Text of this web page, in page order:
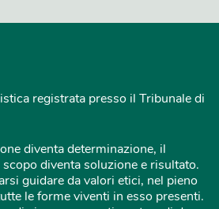
registrata presso il Tribunale di
diventa determinazione, il
diventa soluzione e risultato.
guidare da valori etici, nel pieno
le forme viventi in esso presenti.